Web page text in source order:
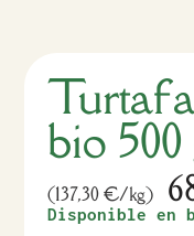
bio 500
(137,30 €/kg)
Disponible en